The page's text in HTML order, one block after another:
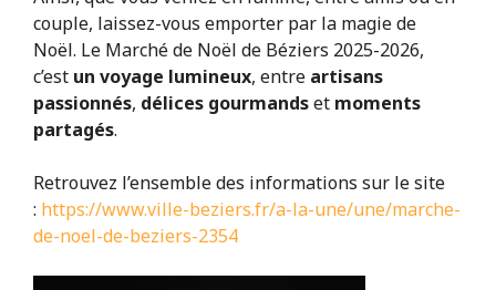
couple, laissez-vous emporter par la magie de
Noël. Le Marché de Noël de Béziers 2025-2026,
c’est un voyage lumineux, entre artisans
passionnés, délices gourmandset moments
partagés.
Retrouvez l’ensemble des informations sur le site
: https://www.ville-beziers.fr/a-la-une/une/marche-
de-noel-de-beziers-2354